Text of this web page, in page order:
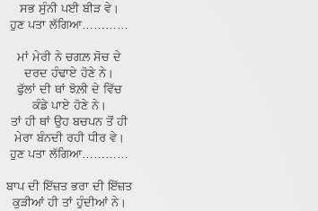
ਸਭ ਸੁੰਨੀ ਪਈ ਬੀੜ ਵੇ।
ਹੁਣ ਪਤਾ ਲੱਗਿਆ…………
ਮਾਂ ਮੇਰੀ ਨੇ ਚਗਲ਼ ਸੋਚ ਦੇ
ਦਰਦ ਹੰਢਾਏ ਹੋਣੇ ਨੇ।
ਫੁੱਲਾਂ ਦੀ ਥਾਂ ਝੋਲ਼ੀ ਦੇ ਵਿੱਚ
ਕੰਡੇ ਪਾਏ ਹੋਣੇ ਨੇ।
ਤਾਂ ਹੀ ਥਾਂ ਉਹ ਬਚਪਨ ਤੋਂ ਹੀ
ਮੇਰਾ ਬੰਨਦੀ ਰਹੀ ਧੀਰ ਵੇ।
ਹੁਣ ਪਤਾ ਲੱਗਿਆ…………
ਬਾਪ ਦੀ ਇੱਜ਼ਤ ਭਰਾ ਦੀ ਇੱਜ਼ਤ
ਕੁੜੀਆਂ ਹੀ ਤਾਂ ਹੁੰਦੀਆਂ ਨੇ।